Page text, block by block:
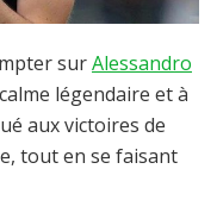
surAlessandro
légendaire et à
aux victoires de
tout en se faisant